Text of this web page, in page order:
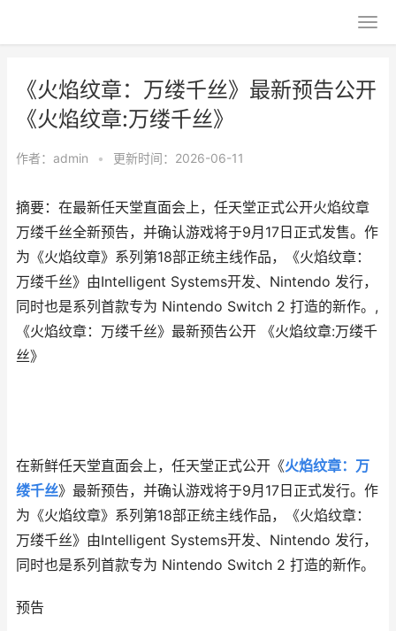
《火焰纹章：万缕千丝》最新预告公开
《火焰纹章:万缕千丝》
作者： admin • 更新时间：2026-06-11
摘要：在最新任天堂直面会上，任天堂正式公开火焰纹章
万缕千丝全新预告，并确认游戏将于9月17日正式发售。作
为《火焰纹章》系列第18部正统主线作品，《火焰纹章：
万缕千丝》由Intelligent Systems开发、Nintendo 发行，
同时也是系列首款专为 Nintendo Switch 2 打造的新作。,
《火焰纹章：万缕千丝》最新预告公开 《火焰纹章:万缕千
丝》
在新鲜任天堂直面会上，任天堂正式公开《火焰纹章：万
缕千丝》最新预告，并确认游戏将于9月17日正式发行。作
为《火焰纹章》系列第18部正统主线作品，《火焰纹章：
万缕千丝》由Intelligent Systems开发、Nintendo 发行，
同时也是系列首款专为 Nintendo Switch 2 打造的新作。
预告